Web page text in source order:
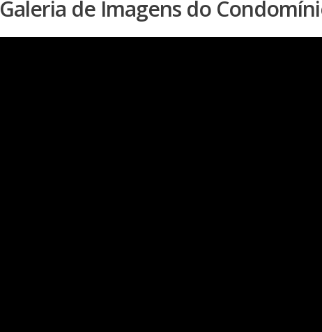
Galeria de Imagens do